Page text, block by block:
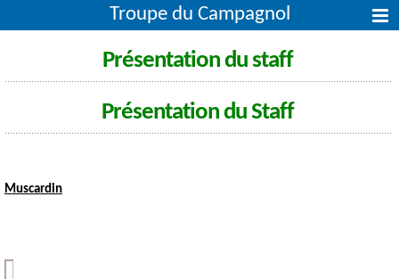
Troupe du Campagnol
Présentation du staff
Présentation du Staff
Muscardin